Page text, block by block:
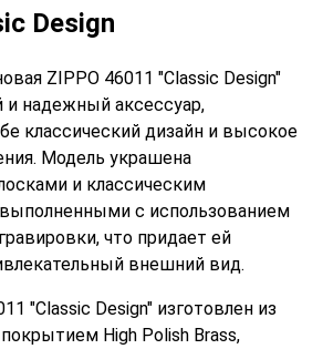
Design
ZIPPO 46011 "Classic Design"
и надежный аксессуар,
классический дизайн и высокое
Модель украшена
и классическим
с использованием
что придает ей
внешний вид.
"Classic Design" изготовлен из
High Polish Brass,